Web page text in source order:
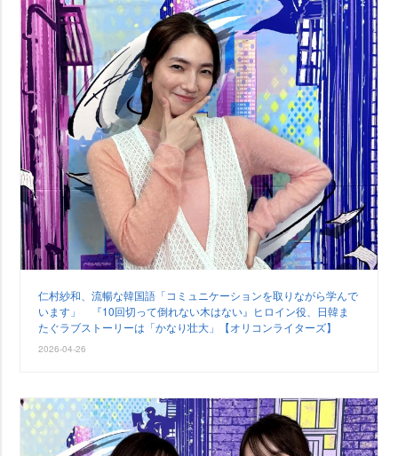
仁村紗和、流暢な韓国語「コミュニケーションを取りながら学んで
います」 『10回切って倒れない木はない』ヒロイン役、日韓ま
たぐラブストーリーは「かなり壮大」【オリコンライターズ】
2026-04-26